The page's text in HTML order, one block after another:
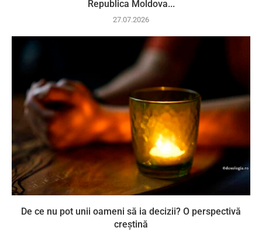
Republica Moldova...
27.07.2026
De ce nu pot unii oameni să ia decizii? O perspectivă
creștină